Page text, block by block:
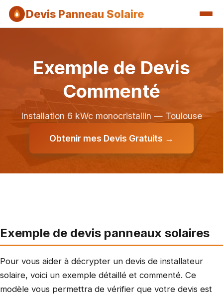
Devis Panneau Solaire
Exemple de Devis
Commenté
Installation 6 kWc monocristallin — Toulouse
Obtenir mes Devis Gratuits →
Exemple de devis panneaux solaires
Pour vous aider à décrypter un devis de installateur
solaire, voici un exemple détaillé et commenté. Ce
modèle vous permettra de vérifier que votre devis est